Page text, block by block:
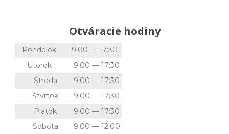
Otváracie hodiny
Pondelok
9:00 — 17:30
Utorok
9:00 — 17:30
Streda
9:00 — 17:30
Štvrtok
9:00 — 17:30
Piatok
9:00 — 17:30
Sobota
9:00 — 12:00